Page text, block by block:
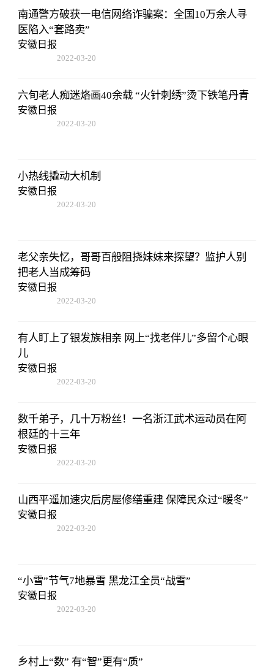
南通警方破获一电信网络诈骗案：全国10万余人寻
医陷入“套路卖”
安徽日报
2022-03-20
六旬老人痴迷烙画40余载 “火针刺绣”烫下铁笔丹青
安徽日报
2022-03-20
小热线撬动大机制
安徽日报
2022-03-20
老父亲失忆，哥哥百般阻挠妹妹来探望？监护人别
把老人当成筹码
安徽日报
2022-03-20
有人盯上了银发族相亲 网上“找老伴儿”多留个心眼
儿
安徽日报
2022-03-20
数千弟子，几十万粉丝！一名浙江武术运动员在阿
根廷的十三年
安徽日报
2022-03-20
山西平遥加速灾后房屋修缮重建 保障民众过“暖冬”
安徽日报
2022-03-20
“小雪”节气7地暴雪 黑龙江全员“战雪”
安徽日报
2022-03-20
乡村上“数” 有“智”更有“质”